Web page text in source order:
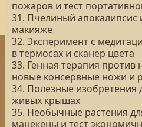
пожаров и тест
31. Пчелиный апокалипсис
макияже
32. Эксперимент с
в термосах и сканер цвета
33. Генная терапия
новые консервные ножи и
34. Полезные изобретения
живых крышах
35. Необычные растения
манекены и тест